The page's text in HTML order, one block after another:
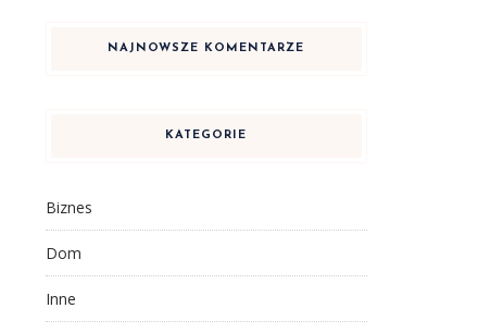
NAJNOWSZE KOMENTARZE
KATEGORIE
Biznes
Dom
Inne